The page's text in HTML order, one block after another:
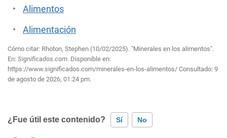
Alimentos
Alimentación
Cómo citar: Rhoton, Stephen (10/02/2025). "Minerales en los alimentos".
En: Significados.com. Disponible en:
https://www.significados.com/minerales-en-los-alimentos/ Consultado: 9
de agosto de 2026, 01:24 pm.
¿Fue útil este contenido? Sí No